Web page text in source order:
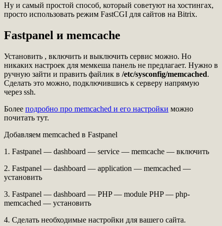
Ну и самый простой способ, который советуют на хостингах,
просто использовать режим FastCGI для сайтов на Bitrix.
Fastpanel и memcache
Установить , включить и выключить сервис можно. Но
никаких настроек для мемкеша панель не предлагает. Нужно в
ручную зайти и править файлик в /etc/sysconfig/memcached.
Сделать это можно, подключившись к серверу напрямую
через ssh.
Более подробно про memcached и его настройки можно
почитать тут.
Добавляем memcached в Fastpanel
1. Fastpanel — dashboard — service — memcache — включить
2. Fastpanel — dashboard — application — memcached —
установить
3. Fastpanel — dashboard — PHP — module PHP — php-
memcached — установить
4. Сделать необходимые настройки для вашего сайта.